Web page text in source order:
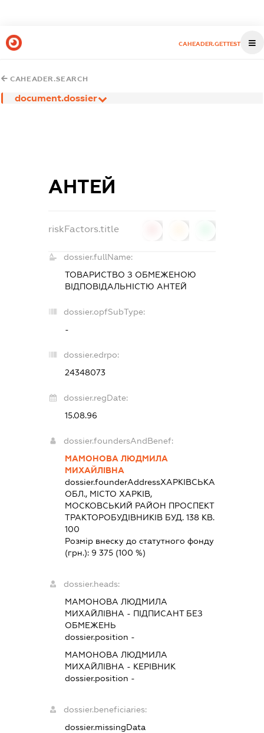
CAHEADER.GETTEST
CAHEADER.SEARCH
document.dossier
АНТЕЙ
riskFactors.title
dossier.fullName:
ТОВАРИСТВО З ОБМЕЖЕНОЮ
ВІДПОВІДАЛЬНІСТЮ АНТЕЙ
dossier.opfSubType:
-
dossier.edrpo:
24348073
dossier.regDate:
15.08.96
dossier.foundersAndBenef:
МАМОНОВА ЛЮДМИЛА
МИХАЙЛІВНА
dossier.founderAddressХАРКІВСЬКА
ОБЛ., МІСТО ХАРКІВ,
МОСКОВСЬКИЙ РАЙОН ПРОСПЕКТ
ТРАКТОРОБУДІВНИКІВ БУД. 138 КВ.
100
Розмір внеску до статутного фонду
(грн.): 9 375(100 %)
dossier.heads:
МАМОНОВА ЛЮДМИЛА
МИХАЙЛІВНА - ПІДПИСАНТБЕЗ
ОБМЕЖЕНЬ
dossier.position -
МАМОНОВА ЛЮДМИЛА
МИХАЙЛІВНА - КЕРІВНИК
dossier.position -
dossier.beneficiaries:
dossier.missingData